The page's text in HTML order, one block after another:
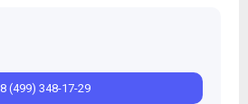
8 (499) 348-17-29